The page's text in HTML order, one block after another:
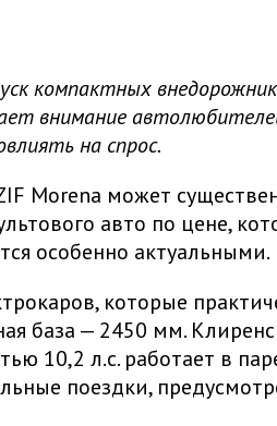
компактных
внимание
на спрос.
Morena может
авто по цене,
особенно актуальными.
которые
база — 2450 мм.
10,2 л.с. работает в
поездки,